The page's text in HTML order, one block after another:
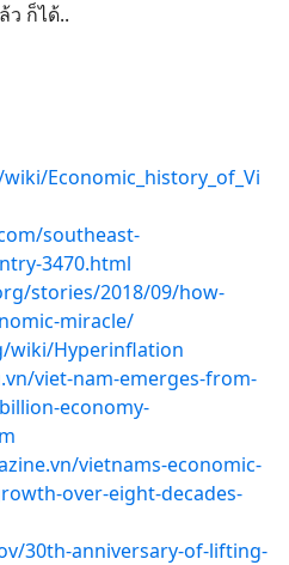
ว ก็ได้..
Economic_history_of_Vi
southeast-
3470.html
stories/2018/09/how-
miracle/
wiki/Hyperinflation
viet-nam-emerges-from-
economy-
vietnams-economic-
over-eight-decades-
30th-anniversary-of-lifting-